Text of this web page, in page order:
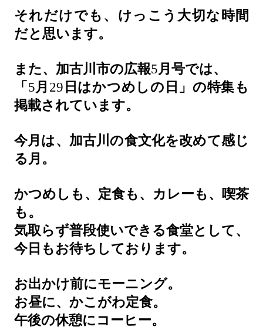
それだけでも、けっこう大切な時間
だと思います。
また、加古川市の広報5 月号では、
「 5 月 29 日はかつめしの日」の特集も
掲載されています。
今月は、加古川の食文化を改めて感じ
る月。
かつめしも、定食も、カレーも、喫茶
も。
気取らず普段使いできる食堂として、
今日もお待ちしております。
お出かけ前にモーニング。
お昼に、かこがわ定食。
午後の休憩にコーヒー。